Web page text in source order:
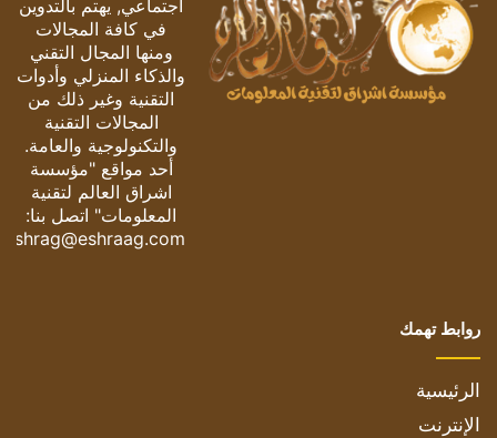
اجتماعي, يهتم بالتدوين
في كافة المجالات
ومنها المجال التقني
والذكاء المنزلي وأدوات
التقنية وغير ذلك من
المجالات التقنية
والتكنولوجية والعامة.
أحد مواقع "مؤسسة
اشراق العالم لتقنية
المعلومات" اتصل بنا:
eshrag@eshraag.com
روابط تهمك
الرئيسية
الإنترنت